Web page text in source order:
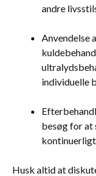
andre
Anvendelse
individuelle
besøg for at
Husk altid at